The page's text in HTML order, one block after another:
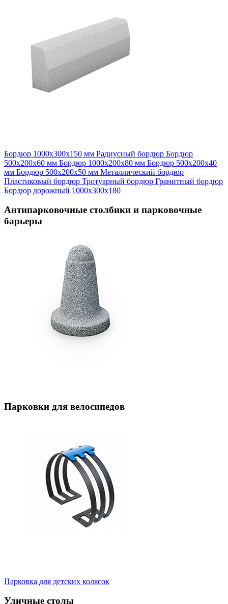
Бордюр 1000х300х150 мм Радиусный бордюр Бордюр
500х200х60 мм Бордюр 1000х200х80 мм Бордюр 500х200х40
мм Бордюр 500х200х50 мм Металлический бордюр
Пластиковый бордюр Тротуарный бордюр Гранитный бордюр
Бордюр дорожный 1000х300х180
Антипарковочные столбики и парковочные
барьеры
Парковки для велосипедов
Парковка для детских колясок
Уличные столы